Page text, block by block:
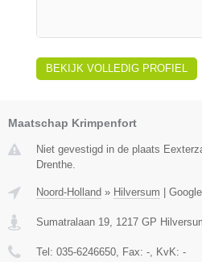
BEKIJK VOLLEDIG PROFIEL
Maatschap Krimpenfort
Niet gevestigd in de plaats
Drenthe.
Noord-Holland » Hilversum
Sumatralaan 19, 1217 GP
Tel: 035-6246650, Fax: -, KvK: -